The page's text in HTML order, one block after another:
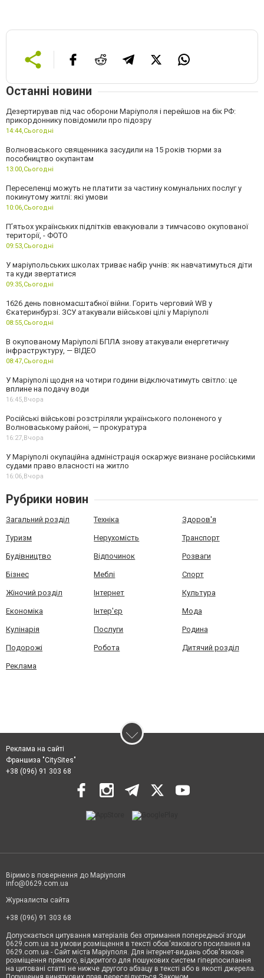
Останні новини
Дезертирував під час оборони Маріуполя і перейшов на бік РФ:
прикордоннику повідомили про підозру
14:44,Сьогодні
Волноваського священника засудили на 15 років тюрми за
пособництво окупантам
13:00,Сьогодні
Переселенці можуть не платити за частину комунальних послуг у
покинутому житлі: які умови
10:06,Сьогодні
П’ятьох українських підлітків евакуювали з тимчасово окупованої
території, - ФОТО
09:53,Сьогодні
У маріупольських школах триває набір учнів: як навчатимуться діти
та куди звертатися
09:35,Сьогодні
1626 день повномасштабної війни. Горить черговий WB у
Єкатеринбурзі. ЗСУ атакували військові цілі у Маріуполі
08:55,Сьогодні
В окупованому Маріуполі БПЛА знову атакували енергетичну
інфраструктуру, — ВІДЕО
08:47,Сьогодні
У Маріуполі щодня на чотири години відключатимуть світло: це
вплине на подачу води
16:45,Вчора
Російські військові розстріляли українського полоненого у
Волноваському районі, — прокуратура
16:27,Вчора
У Маріуполі окупаційна адміністрація оскаржує визнане російськими
судами право власності на житло
16:06,Вчора
Рубрики новин
Загальний розділ Техніка Здоров'я
Туризм Нерухомість Транспорт
Будівництво Відпочинок Розваги
Бізнес Меблі Спорт
Жіночий розділ Інтернет Культура
Економіка Інтер'єр Мода
Кулінарія Послуги Родина
Подорожі Робота Дитячий розділ
Реклама
Реклама на сайті
Франшиза "CitySites"
+38 (096) 91 303 68
Віримо в повернення до Маріуполя
info@0629.com.ua
Журналисты сайта
+38 (096) 91 303 68
Допускається цитування матеріалів без отримання попередньої згоди
0629.com.ua за умови розміщення в тексті обов'язкового посилання на
0629.com.ua - Сайт міста Маріуполя. Для інтернет-видань обов'язкове
розміщення прямого, відкритого для пошукових систем гіперпосилання
на цитовані статті не нижче другого абзацу в тексті або в якості джерела.